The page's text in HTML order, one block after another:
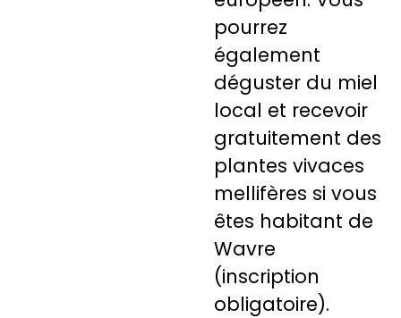
pourrez
également
déguster du miel
local et recevoir
gratuitement des
plantes vivaces
mellifères si vous
êtes habitant de
Wavre
(inscription
obligatoire).